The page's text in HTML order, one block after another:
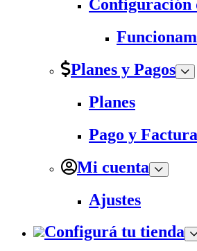
Configuración
Planes y Pagos
Planes
Pago y
Mi cuenta
Ajustes
Configurá tu tienda